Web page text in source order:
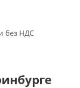
без НДС